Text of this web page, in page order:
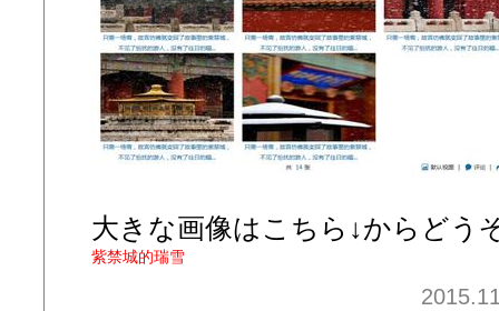
大きな画像はこちら↓からどう
紫禁城的瑞雪